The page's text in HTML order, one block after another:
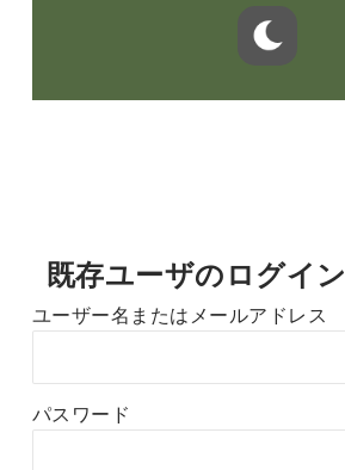
既存ユーザのログイン
ユーザー名またはメールアドレス
パスワード